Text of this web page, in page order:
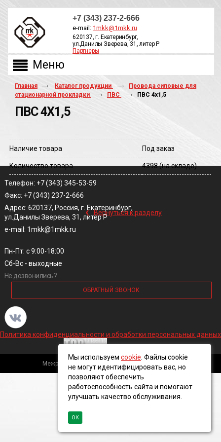
+7 (343) 237-2-666
e-mail: 1mkk@1mkk.ru
620137, г. Екатеринбург,
ул.Данилы Зверева, 31, литер Р
Партнеры
Главная Каталог продукции
Провода силовые для
стационарной прокладки
ПВС ПВС 4х1,5
ПВС 4Х1,5
Наличие товара Под заказ
Количество товара 4398(на складе)
‹ Вернуться к разделу
Телефон: +7 (343) 345-53-59
Факс: +7 (343) 237-2-666
Адрес: 620137, Россия, г. Екатеринбург,
ул.Данилы Зверева, 31, литер Р
e-mail: 1mkk@1mkk.ru
Пн-Пт: с 9:00-18:00
Сб-Вс - выходные
Не дозвонились?
ОБРАТНЫЙ ЗВОНОК
Политика конфиденциальности и обработки персональных данных
Межрегиональная кабельная компания, 2016 ©
Мы используем cookie . Файлы cookie
не могут идентифицировать вас, но
позволяют обеспечить
работоспособность сайта и помогают
улучшать качество обслуживания.
ОК